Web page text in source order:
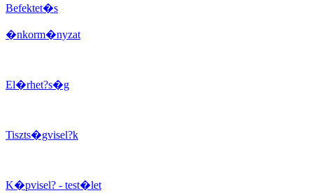
Befektet�s
�nkorm�nyzat
El�rhet?s�g
Tiszts�gvisel?k
K�pvisel? - test�let